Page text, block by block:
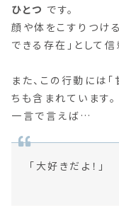
ひとつ です。
顔や体をこすりつけ
できる存在」として
また、この行動には
ちも含まれています。
一言で言えば…
「大好きだよ！」